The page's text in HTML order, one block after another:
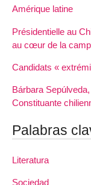
Amérique latine
Présidentielle au
au cœur de la
Candidats «
Bárbara
Constituante
Palabras
Literatura
Sociedad